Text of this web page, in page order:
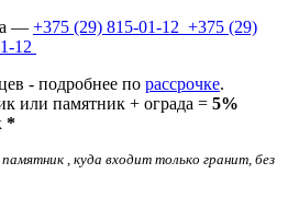
— +375 (29) 815-01-12 +375 (29)
12
- подробнее по рассрочке.
или памятник + ограда = 5%
*
, куда входит только гранит, без